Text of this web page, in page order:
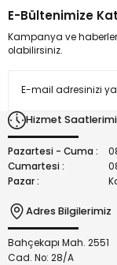
kullanarak
Görüş ve
Ürün
Bu ürüne benzer
E-Bültenimize
Kampanya ve
olabilirsiniz.
Hizmet
Pazartesi - Cuma :
Cumartesi :
Pazar :
Adres Bilgilerimiz
Bahçekapı Mah. 2551
Cad. No: 28/A